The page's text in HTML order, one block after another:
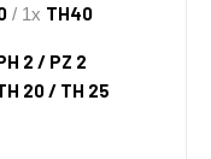
/ 1x TH40
2 / PZ 2
20 / TH 25